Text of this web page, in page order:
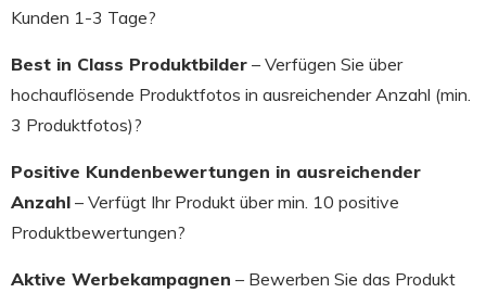
Kunden 1-3 Tage?
Best in Class Produktbilder – Verfügen Sie über
hochauflösende Produktfotos in ausreichender Anzahl (min.
3 Produktfotos)?
Positive Kundenbewertungen in ausreichender
Anzahl – Verfügt Ihr Produkt über min. 10 positive
Produktbewertungen?
Aktive Werbekampagnen – Bewerben Sie das Produkt